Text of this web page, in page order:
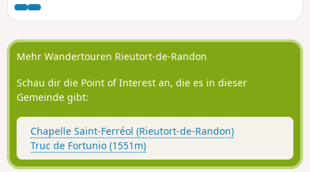
Dorf mit reicher mittelalterlicher Vergangenheit, dessen
Gassen Sie durchstreifen und von dessen Burgturm aus Sie
einen herrlichen Ausblick über die gesamte Margeride
genießen können.
Mehr Wandertouren Rieutort-de-Randon
Schau dir die Point of Interest an, die es in dieser
Gemeinde gibt:
Chapelle Saint-Ferréol (Rieutort-de-Randon)
Truc de Fortunio (1551m)